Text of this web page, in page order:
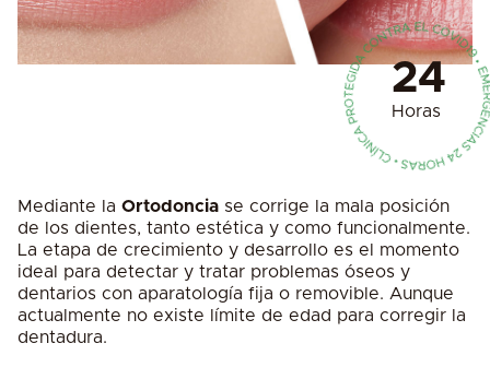
24
Horas
Mediante la Ortodoncia se corrige la mala posición
de los dientes, tanto estética y como funcionalmente.
La etapa de crecimiento y desarrollo es el momento
ideal para detectar y tratar problemas óseos y
dentarios con aparatología fija o removible. Aunque
actualmente no existe límite de edad para corregir la
dentadura.